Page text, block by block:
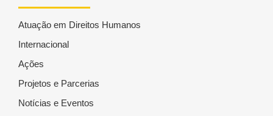
Atuação em Direitos Humanos
Internacional
Ações
Projetos e Parcerias
Notícias e Eventos